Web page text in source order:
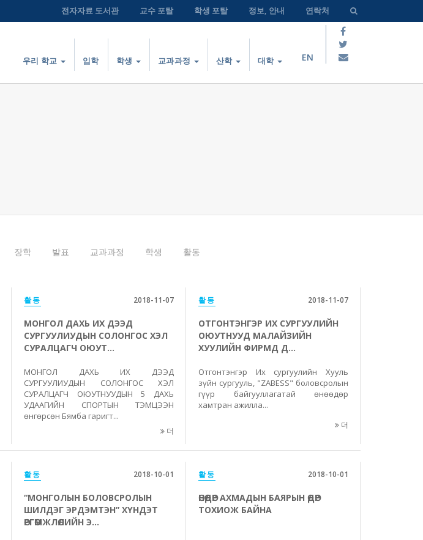
전자자료 도서관 교수 포탈 학생 포탈 정보, 안내 연락처
우리 학교 입학 학생 교과과정 산학 대학 EN
장학 발표 교과과정 학생 활동
활동 2018-11-07
МОНГОЛ ДАХЬ ИХ ДЭЭД
СУРГУУЛИУДЫН СОЛОНГОС ХЭЛ
СУРАЛЦАГЧ ОЮУТ...
МОНГОЛ ДАХЬ ИХ ДЭЭД
СУРГУУЛИУДЫН СОЛОНГОС ХЭЛ
СУРАЛЦАГЧ ОЮУТНУУДЫН 5 ДАХЬ
УДААГИЙН СПОРТЫН ТЭМЦЭЭН
өнгөрсөн Бямба гаригт...
더
활동 2018-11-07
ОТГОНТЭНГЭР ИХ СУРГУУЛИЙН
ОЮУТНУУД МАЛАЙЗИЙН
ХУУЛИЙН ФИРМД Д...
Отгонтэнгэр Их сургуулийн Хууль
зүйн сургууль, "ZABESS" боловсролын
гүүр байгууллагатай өнөөдөр
хамтран ажилла...
더
활동 2018-10-01
“МОНГОЛЫН БОЛОВСРОЛЫН
ШИЛДЭГ ЭРДЭМТЭН” ХҮНДЭТ
ӨРГӨМЖЛӨЛИЙН Э...
활동 2018-10-01
ӨНӨӨДӨР АХМАДЫН БАЯРЫН ӨДӨР
ТОХИОЖ БАЙНА